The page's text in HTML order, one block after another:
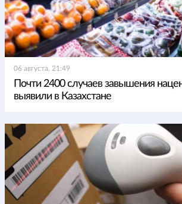
06 августа, 21:49
Почти 2400 случаев завышения
выявили в Казахстане